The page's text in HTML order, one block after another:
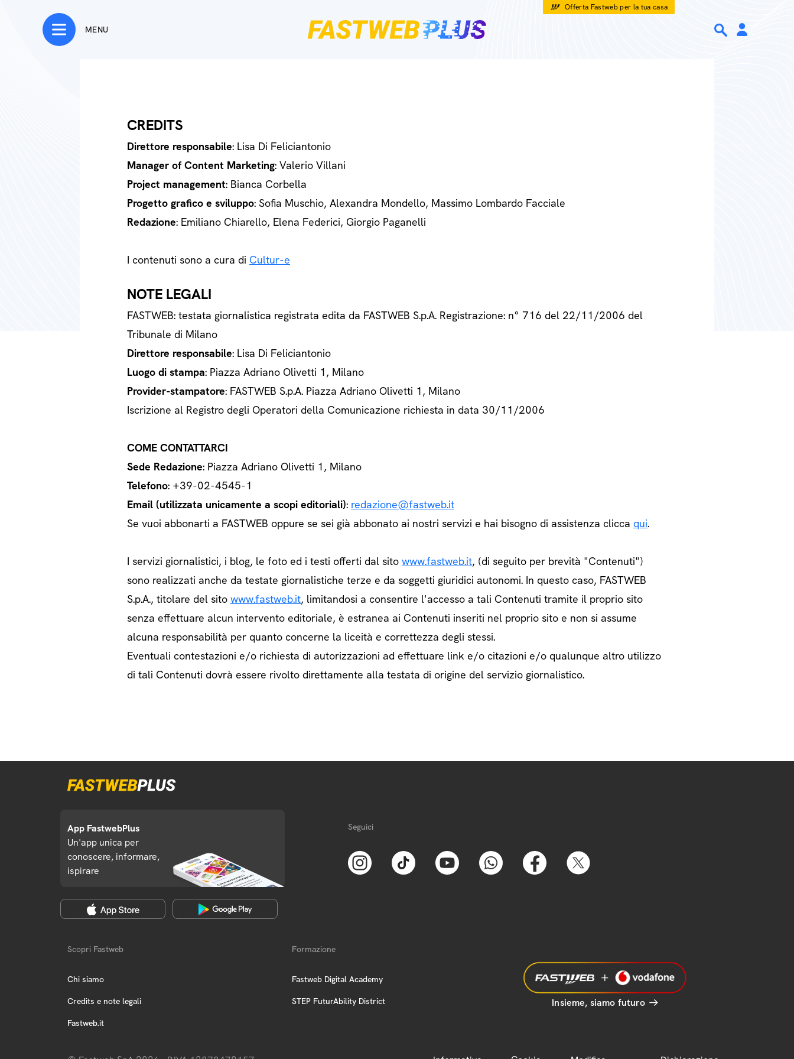
Offerta Fastweb per la tua casa
MENU
CREDITS
Direttore responsabile: Lisa Di Feliciantonio
Manager of Content Marketing: Valerio Villani
Project management: Bianca Corbella
Progetto grafico e sviluppo: Sofia Muschio, Alexandra Mondello, Massimo Lombardo Facciale
Redazione: Emiliano Chiarello, Elena Federici, Giorgio Paganelli
I contenuti sono a cura di Cultur-e
NOTE LEGALI
FASTWEB: testata giornalistica registrata edita da FASTWEB S.p.A. Registrazione: n° 716 del 22/11/2006 del
Tribunale di Milano
Direttore responsabile: Lisa Di Feliciantonio
Luogo di stampa: Piazza Adriano Olivetti 1, Milano
Provider-stampatore: FASTWEB S.p.A. Piazza Adriano Olivetti 1, Milano
Iscrizione al Registro degli Operatori della Comunicazione richiesta in data 30/11/2006
COME CONTATTARCI
Sede Redazione: Piazza Adriano Olivetti 1, Milano
Telefono: +39-02-4545-1
Email (utilizzata unicamente a scopi editoriali): redazione@fastweb.it
Se vuoi abbonarti a FASTWEB oppure se sei già abbonato ai nostri servizi e hai bisogno di assistenza clicca qui.
I servizi giornalistici, i blog, le foto ed i testi offerti dal sito www.fastweb.it, (di seguito per brevità "Contenuti")
sono realizzati anche da testate giornalistiche terze e da soggetti giuridici autonomi. In questo caso, FASTWEB
S.p.A., titolare del sito www.fastweb.it, limitandosi a consentire l'accesso a tali Contenuti tramite il proprio sito
senza effettuare alcun intervento editoriale, è estranea ai Contenuti inseriti nel proprio sito e non si assume
alcuna responsabilità per quanto concerne la liceità e correttezza degli stessi.
Eventuali contestazioni e/o richiesta di autorizzazioni ad effettuare link e/o citazioni e/o qualunque altro utilizzo
di tali Contenuti dovrà essere rivolto direttamente alla testata di origine del servizio giornalistico.
App FastwebPlus
Un'app unica per
conoscere, informare,
ispirare
Seguici
Scopri Fastweb
Chi siamo
Credits e note legali
Fastweb.it
Formazione
Fastweb Digital Academy
STEP FuturAbility District Insieme, siamo futuro